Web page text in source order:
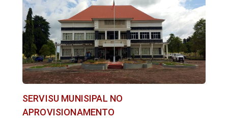
SERVISU MUNISIPAL NO
APROVISIONAMENTO